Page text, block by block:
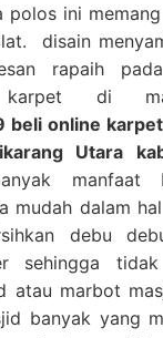
polos ini
disain
rapaih
karpet di
beli online
Utara
mudah dalam
debu
sehingga
atau marbot
banyak yang